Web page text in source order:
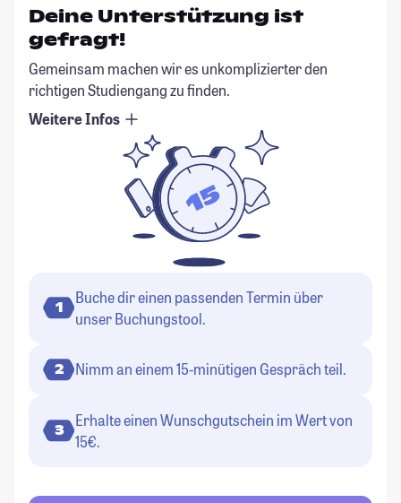
Deine Unterstützung ist
gefragt!
Gemeinsam machen wir es unkomplizierter den
richtigen Studiengang zu finden.
Weitere Infos
1
Buche dir einen passenden Termin über
unser Buchungstool.
2 Nimm an einem 15-minütigen Gespräch teil.
3
Erhalte einen Wunschgutschein im Wert von
15€.